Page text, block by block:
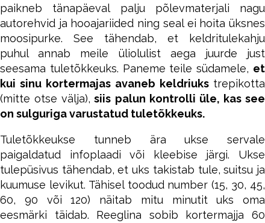
paikneb tänapäeval palju põlevmaterjali nagu
autorehvid ja hooajariided ning seal ei hoita üksnes
moosipurke. See tähendab, et keldritulekahju
puhul annab meile üliolulist aega juurde just
seesama tuletõkkeuks. Paneme teile südamele, et
kui sinu kortermajas avaneb keldriuks trepikotta
(mitte otse välja), siis palun kontrolli üle, kas see
on sulguriga varustatud tuletõkkeuks.
Tuletõkkeukse tunneb ära ukse servale
paigaldatud infoplaadi või kleebise järgi. Ukse
tulepüsivus tähendab, et uks takistab tule, suitsu ja
kuumuse levikut. Tähisel toodud number (15, 30, 45,
60, 90 või 120) näitab mitu minutit uks oma
eesmärki täidab. Reeglina sobib kortermajja 60